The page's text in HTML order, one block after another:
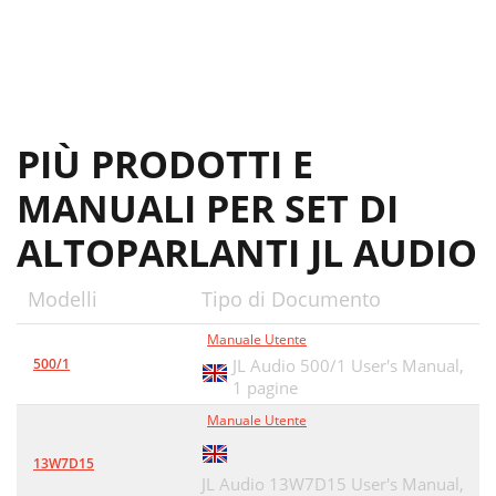
PIÙ PRODOTTI E
MANUALI PER SET DI
ALTOPARLANTI JL AUDIO
Modelli Tipo di Documento
500/1
Manuale Utente
JL Audio 500/1 User's Manual,
1 pagine
13W7D15
Manuale Utente
JL Audio 13W7D15 User's Manual,